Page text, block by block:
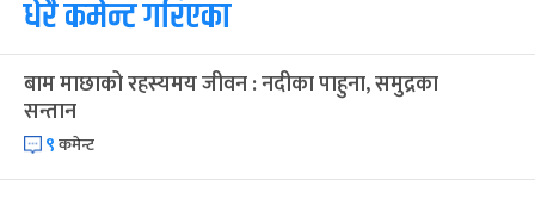
१
आइत कार्तिक १, २०८३-Oct 18, 2026
३
मंगल
महानवमी २ महिना बाँकी
४
धेरै कमेन्ट गरिएका
बाम माछाको रहस्यमय जीवन : नदीका पाहुना, समुद्रका
सन्तान
९कमेन्ट